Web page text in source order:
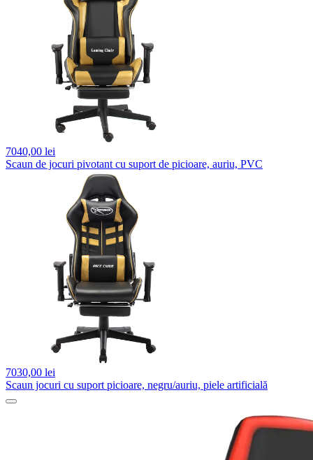
7040,00 lei
Scaun de jocuri pivotant cu suport de picioare, auriu, PVC
7030,00 lei
Scaun jocuri cu suport picioare, negru/auriu, piele artificială